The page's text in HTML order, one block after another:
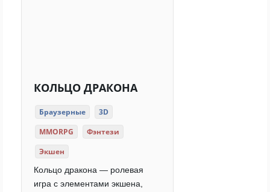
КОЛЬЦО ДРАКОНА
Браузерные
3D
MMORPG
Фэнтези
Экшен
Кольцо дракона — ролевая
игра с элементами экшена,